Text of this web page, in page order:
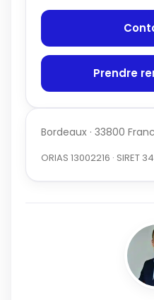
Prendre
Bordeaux · 33800
ORIAS 13002216 · SIRET